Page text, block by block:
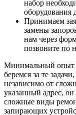
набор
оборудования
Принимаем
замены
нам через
позвоните по
Минимальный опыт
беремся за те
независимо от
указанный адрес,
сложные виды
запирающих